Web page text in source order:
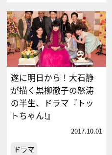
遂に明日から！大石静
が描く黒柳徹子の怒涛
の半生、ドラマ『トッ
トちゃん!』
2017.10.01
ドラマ